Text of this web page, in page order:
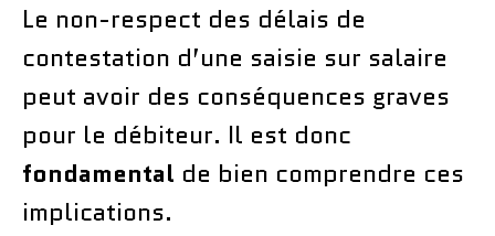
Le non-respect des délais de
contestation d’une saisie sur salaire
peut avoir des conséquences graves
pour le débiteur. Il est donc
fondamental de bien comprendre ces
implications.